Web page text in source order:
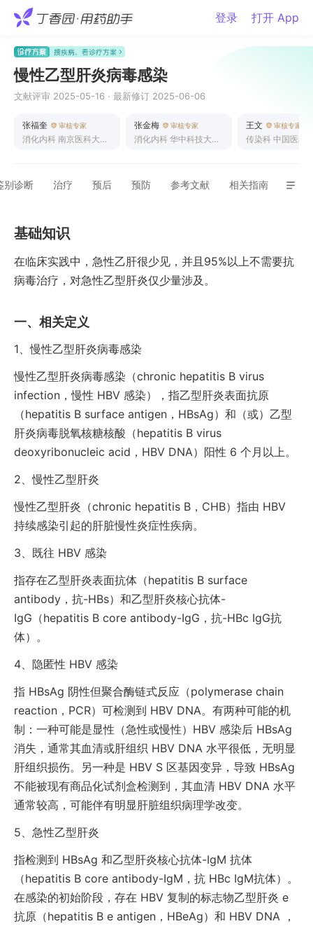
登录 打开 App
慢性乙型肝炎病毒感染
文献评审 2025-05-16 · 最新修订 2025-06-06
张福奎 审核专家
消化内科 南京医科大学
张金梅 审核专家
消化内科 华中科技大学
王文 审核专家
传染科 中国医科
别诊断 治疗 预后 预防 参考文献 相关指南
基础知识
在临床实践中，急性乙肝很少见，并且95%以上不需要抗
病毒治疗，对急性乙型肝炎仅少量涉及。
相关定义
1、慢性乙型肝炎病毒感染
慢性乙型肝炎病毒感染（chronic hepatitis B virus
infection，慢性 HBV 感染），指乙型肝炎表面抗原
（hepatitis B surface antigen，HBsAg）和（或）乙型
肝炎病毒脱氧核糖核酸（hepatitis B virus
deoxyribonucleic acid，HBV DNA）阳性 6 个月以上。
2、慢性乙型肝炎
慢性乙型肝炎（chronic hepatitis B，CHB）指由 HBV
持续感染引起的肝脏慢性炎症性疾病。
3、 既往 HBV 感染
指存在乙型肝炎表面抗体（hepatitis B surface
antibody，抗-HBs）和乙型肝炎核心抗体-
IgG（hepatitis B core antibody-IgG，抗-HBc IgG抗
体）。
4、 隐匿性 HBV 感染
指 HBsAg 阴性但聚合酶链式反应（polymerase chain
reaction，PCR）可检测到 HBV DNA。有两种可能的机
制：一种可能是显性（急性或慢性）HBV 感染后 HBsAg
消失，通常其血清或肝组织 HBV DNA 水平很低，无明显
肝组织损伤。另一种是 HBV S 区基因变异，导致 HBsAg
不能被现有商品化试剂盒检测到，其血清 HBV DNA 水平
通常较高，可能伴有明显肝脏组织病理学改变。
5、 急性乙型肝炎
指检测到 HBsAg 和乙型肝炎核心抗体-IgM 抗体
（hepatitis B core antibody-IgM，抗 HBc IgM抗体）。
在感染的初始阶段，存在 HBV 复制的标志物乙型肝炎 e
抗原（hepatitis B e antigen，HBeAg）和 HBV DNA ，